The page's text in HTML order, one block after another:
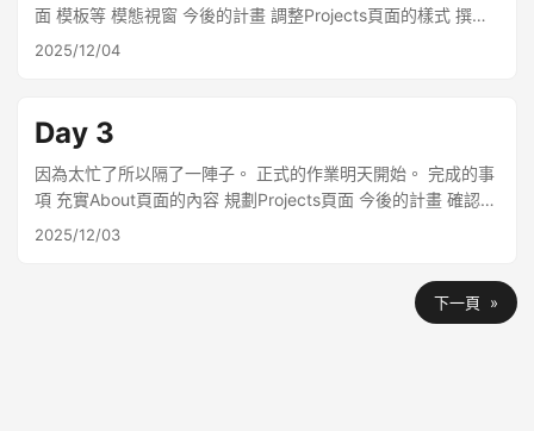
其中令我印象特別深刻的是，他將自己的著作比喻為DUO
以當作「單字本」使用，但它的例句非常優秀——透過學習例
《Claude Code AI驅動開發入門》確實實現了類似DUO 3.0的
學習效率。它不只是命令參考手冊或技巧集——你可以看到作
者在處理實際任務時寫了什麼樣的提示詞、如何與Claude
式和思考過程。 就像DUO 3.0不是「讀一次就結束」的書，而
Code的過程中反覆參考，逐漸磨練自己技能的風格⋯⋯它真正
具有作為「Claude Code開發實踐教科書」的價值。 無論是即
面 模板等 模態視窗 今後的計畫 調整Projects頁面的樣式 撰寫
Projects頁面的內容 確認手機版顯示狀況 確認分享按鈕的行為
2025/12/04
Day 3
因為太忙了所以隔了一陣子。 正式的作業明天開始。 完成的事
項 充實About頁面的內容 規劃Projects頁面 今後的計畫 確認分
享按鈕的行為 建立Projects頁面
2025/12/03
下一頁 »